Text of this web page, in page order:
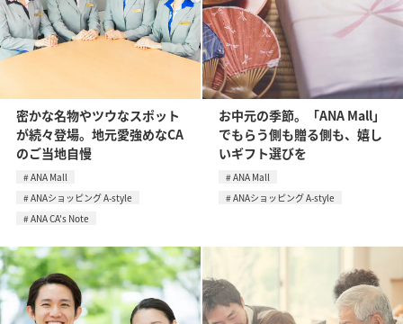
密かな名物やツウなスポット
が続々登場。地元愛強めなCA
のご当地自慢
ANA Mall
ANAショッピング A-style
ANA CA's Note
お中元の季節。「ANA Mall」
でもらう側も贈る側も、嬉し
いギフト選びを
ANA Mall
ANAショッピング A-style